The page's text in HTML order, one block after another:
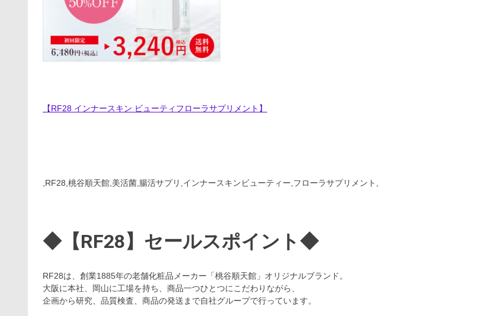
【RF28 インナースキン ビューティフローラサプリメント】
,RF28,桃谷順天館,美活菌,腸活サプリ,インナースキンビューティー,フローラサプリメント,
◆【RF28】セールスポイント◆
RF28は、創業1885年の老舗化粧品メーカー「桃谷順天館」オリジナルブランド。
大阪に本社、岡山に工場を持ち、商品一つひとつにこだわりながら、
企画から研究、品質検査、商品の発送まで自社グループで行っています。